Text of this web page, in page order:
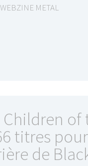
WEBZINE METAL
Children of
titres
de